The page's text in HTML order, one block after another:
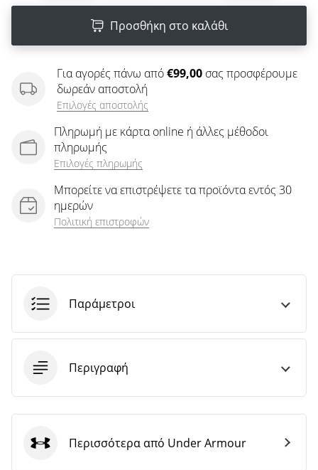
Προσθήκη στο καλάθι
Για αγορές πάνω από€99,00 σας προσφέρουμε
δωρεάν αποστολή
Επιλογές αποστολής
Πληρωμή με κάρτα online ή άλλες μέθοδοι
πληρωμής
Επιλογές πληρωμής
Μπορείτε να επιστρέψετε τα προϊόντα εντός 30
ημερών
Πολιτική επιστροφών
Παράμετροι
Περιγραφή
Under Armour
Περισσότερα από Under Armour